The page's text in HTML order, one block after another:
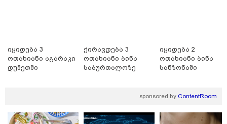
20:20 / 05-08-2026
"12 წლის განმავლობაში ფაქტობრივად საქმის
მოზარდის საქმის ადვოკატი ახალ გარემოებებზე
იყიდება 3
ოთახიანი აგარაკი
დუშეთში
ქირავდება 3
ოთახიანი ბინა
საბურთალოზე
იყიდება 2
ოთახიანი ბინა
სანზონაში
sponsored by ContentRoom